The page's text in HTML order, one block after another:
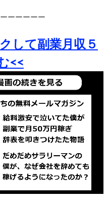
ーーーーー
して副業月収５
<<